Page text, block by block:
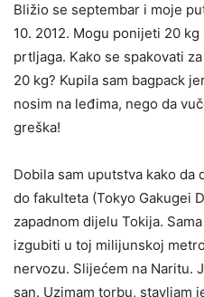
Bližio se septembar i moje
10. 2012. Mogu ponijeti 20
prtljaga. Kako se spakovati
20 kg? Kupila sam bagpack
nosim na leđima, nego da
greška!
Dobila sam uputstva kako da
do fakulteta (Tokyo Gakugei
zapadnom dijelu Tokija.
izgubiti u toj milijunskoj
nervozu. Slijećem na Naritu.
san. Uzimam torbu, stavljam